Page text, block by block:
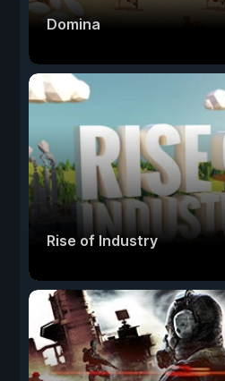
Domina
Rise of Industry